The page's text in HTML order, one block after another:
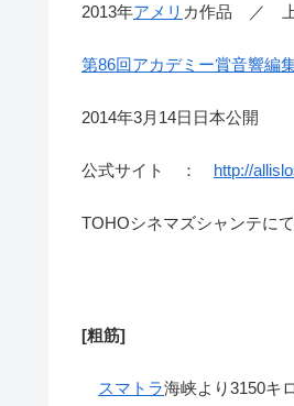
2013年アメリ カ作品 ／ 上
第86回アカデミー賞音響編
2014年3月14日日本公開
公式サイト ： http://
TOHOシネマズシャンテに
[粗筋]
スマトラ海峡より3150キ